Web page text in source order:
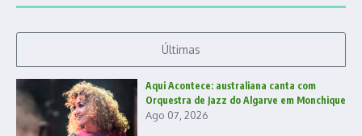
Últimas
Aqui Acontece: australiana canta com
Orquestra de Jazz do Algarve em Monchique
Ago 07, 2026